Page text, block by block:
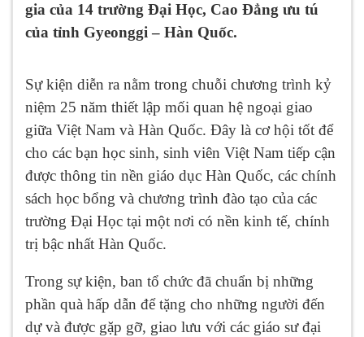
gia của 14 trường Đại Học, Cao Đẳng ưu tú
của tỉnh Gyeonggi – Hàn Quốc.
Sự kiện diễn ra nằm trong chuỗi chương trình kỷ
niệm 25 năm thiết lập mối quan hệ ngoại giao
giữa Việt Nam và Hàn Quốc. Đây là cơ hội tốt để
cho các bạn học sinh, sinh viên Việt Nam tiếp cận
được thông tin nền giáo dục Hàn Quốc, các chính
sách học bổng và chương trình đào tạo của các
trường Đại Học tại một nơi có nền kinh tế, chính
trị bậc nhất Hàn Quốc.
Trong sự kiện, ban tổ chức đã chuẩn bị những
phần quà hấp dẫn để tặng cho những người đến
dự và được gặp gỡ, giao lưu với các giáo sư đại